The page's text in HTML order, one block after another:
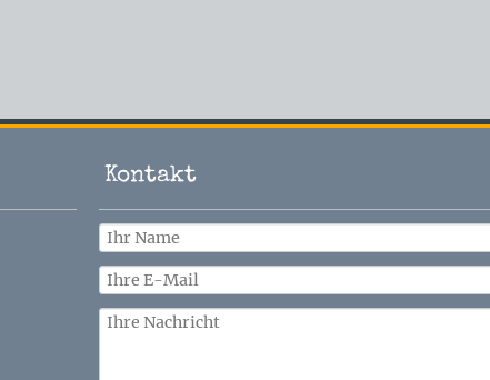
Kontakt